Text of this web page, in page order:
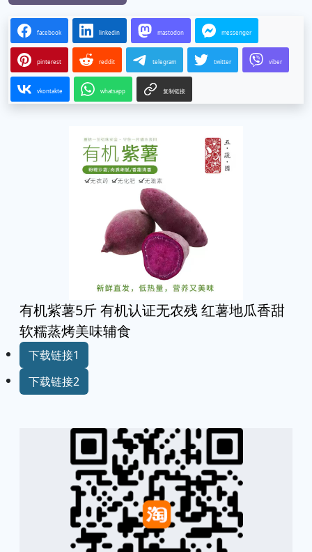
facebook linkedin mastodon messenger
pinterest reddit telegram twitter viber
vkontakte whatsapp 复制链接
有机紫薯5斤 有机认证无农残 红薯地瓜香甜
软糯蒸烤美味辅食
下载链接1
下载链接2